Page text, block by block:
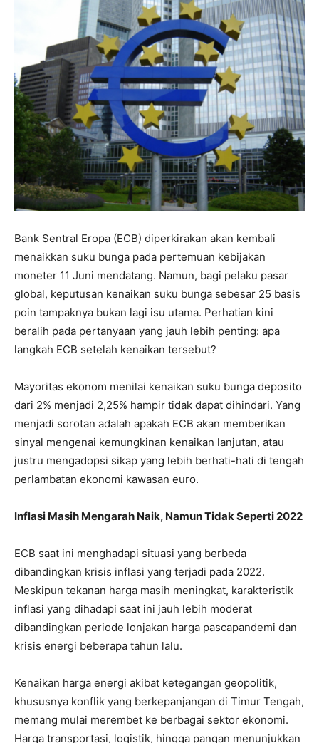
Bank Sentral Eropa (ECB) diperkirakan akan kembali
menaikkan suku bunga pada pertemuan kebijakan
moneter 11 Juni mendatang. Namun, bagi pelaku pasar
global, keputusan kenaikan suku bunga sebesar 25 basis
poin tampaknya bukan lagi isu utama. Perhatian kini
beralih pada pertanyaan yang jauh lebih penting: apa
langkah ECB setelah kenaikan tersebut?
Mayoritas ekonom menilai kenaikan suku bunga deposito
dari 2% menjadi 2,25% hampir tidak dapat dihindari. Yang
menjadi sorotan adalah apakah ECB akan memberikan
sinyal mengenai kemungkinan kenaikan lanjutan, atau
justru mengadopsi sikap yang lebih berhati-hati di tengah
perlambatan ekonomi kawasan euro.
Inflasi Masih Mengarah Naik, Namun Tidak Seperti 2022
ECB saat ini menghadapi situasi yang berbeda
dibandingkan krisis inflasi yang terjadi pada 2022.
Meskipun tekanan harga masih meningkat, karakteristik
inflasi yang dihadapi saat ini jauh lebih moderat
dibandingkan periode lonjakan harga pascapandemi dan
krisis energi beberapa tahun lalu.
Kenaikan harga energi akibat ketegangan geopolitik,
khususnya konflik yang berkepanjangan di Timur Tengah,
memang mulai merembet ke berbagai sektor ekonomi.
Harga transportasi, logistik, hingga pangan menunjukkan